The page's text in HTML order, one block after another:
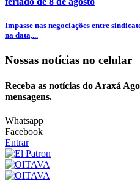
Impasse nas negociações entre
na data,...
Nossas notícias no celular
Receba as notícias do Araxá
mensagens.
Whatsapp
Facebook
Entrar